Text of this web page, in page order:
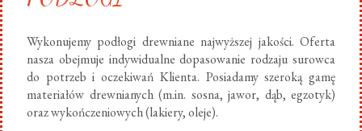
Wykonujemy podłogi drewniane najwyższej jakości. Oferta
nasza obejmuje indywidualne dopasowanie rodzaju surowca
do potrzeb i oczekiwań Klienta. Posiadamy szeroką gamę
materiałów drewnianych (m.in. sosna, jawor, dąb, egzotyk)
oraz wykończeniowych (lakiery, oleje).